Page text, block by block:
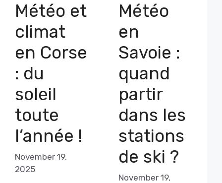
Météo et
climat
en Corse
: du
soleil
toute
l’année !
November 19,
2025
Météo
en
Savoie :
quand
partir
dans les
stations
de ski ?
November 19,